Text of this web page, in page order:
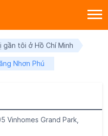
gần tôi ở Hồ Chí Minh
Nhơn Phú
Vinhomes Grand Park,